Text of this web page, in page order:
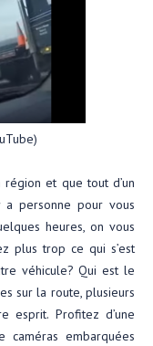
et que tout d’un
a personne pour vous
heures, on vous
plus trop ce qui s’est
véhicule? Qui est le
sur la route, plusieurs
esprit. Profitez d’une
caméras embarquées